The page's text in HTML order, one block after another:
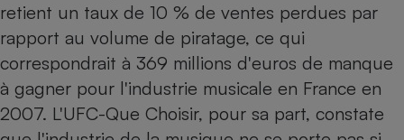
retient un taux de 10 % de ventes perdues par
rapport au volume de piratage, ce qui
correspondrait à 369 millions d'euros de manque
à gagner pour l'industrie musicale en France en
2007. L'UFC-Que Choisir, pour sa part, constate